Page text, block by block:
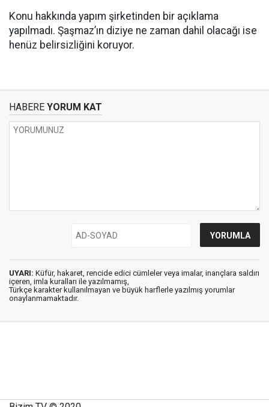
Konu hakkında yapım şirketinden bir açıklama
yapılmadı. Şaşmaz’ın diziye ne zaman dahil olacağı ise
henüz belirsizliğini koruyor.
HABERE YORUM KAT
UYARI: Küfür, hakaret, rencide edici cümleler veya imalar, inançlara saldırı
içeren, imla kuralları ile yazılmamış,
Türkçe karakter kullanılmayan ve büyük harflerle yazılmış yorumlar
onaylanmamaktadır.